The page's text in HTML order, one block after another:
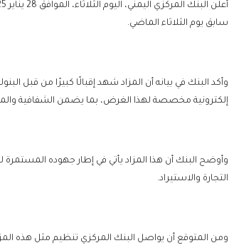
سابق يوم الثلاثاء الماضي.
وأكد البنك في بيانه أن المزاد شهد إقبالًا كبيرًا من قبل
إلكترونية مخصصة لهذا الغرض، بما يضمن الشفافية
وأوضح البنك أن هذا المزاد يأتي في إطار جهوده المستمرة
التجارة والاستيراد.
ومن المتوقع أن يواصل البنك المركزي تنظيم مثل هذه